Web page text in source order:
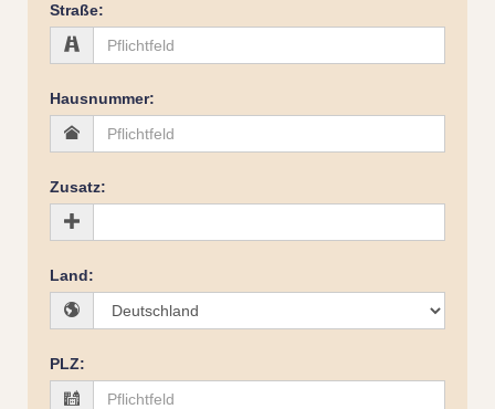
Straße:
Hausnummer:
Zusatz:
Land:
PLZ: